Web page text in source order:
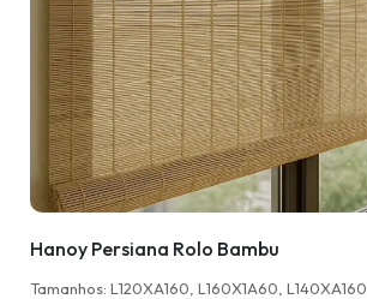
Hanoy Persiana Rolo Bambu
Tamanhos: L120XA160, L160X1A60, L140XA160